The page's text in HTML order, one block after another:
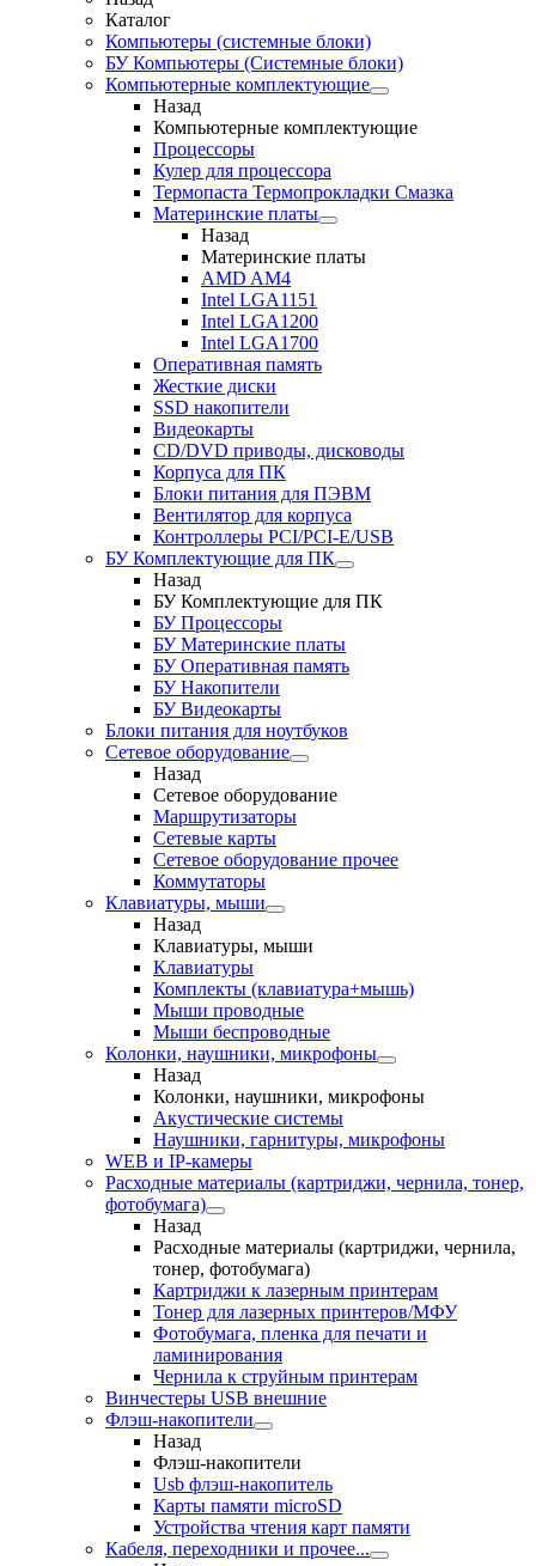
Каталог
Компьютеры (системные блоки)
БУ Компьютеры (Системные блоки)
Компьютерные комплектующие
Назад
Компьютерные комплектующие
Процессоры
Кулер для процессора
Термопаста Термопрокладки Смазка
Материнские платы
Назад
Материнские платы
AMD AM4
Intel LGA1151
Intel LGA1200
Intel LGA1700
Оперативная память
Жесткие диски
SSD накопители
Видеокарты
CD/DVD приводы, дисководы
Корпуса для ПК
Блоки питания для ПЭВМ
Вентилятор для корпуса
Контроллеры PCI/PCI-E/USB
БУ Комплектующие для ПК
Назад
БУ Комплектующие для ПК
БУ Процессоры
БУ Материнские платы
БУ Оперативная память
БУ Накопители
БУ Видеокарты
Блоки питания для ноутбуков
Сетевое оборудование
Назад
Сетевое оборудование
Маршрутизаторы
Сетевые карты
Сетевое оборудование прочее
Коммутаторы
Клавиатуры, мыши
Назад
Клавиатуры, мыши
Клавиатуры
Комплекты (клавиатура+мышь)
Мыши проводные
Мыши беспроводные
Колонки, наушники, микрофоны
Назад
Колонки, наушники, микрофоны
Акустические системы
Наушники, гарнитуры, микрофоны
WEB и IP-камеры
Расходные материалы (картриджи, чернила, тонер,
фотобумага)
Назад
Расходные материалы (картриджи, чернила,
тонер, фотобумага)
Картриджи к лазерным принтерам
Тонер для лазерных принтеров/МФУ
Фотобумага, пленка для печати и
ламинирования
Чернила к струйным принтерам
Винчестеры USB внешние
Флэш-накопители
Назад
Флэш-накопители
Usb флэш-накопитель
Карты памяти microSD
Устройства чтения карт памяти
Кабеля, переходники и прочее...